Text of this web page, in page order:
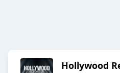
Hollywood